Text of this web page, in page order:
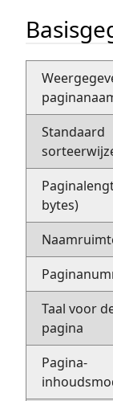
Standaard
bytes)
Taal voor
pagina
Pagina-